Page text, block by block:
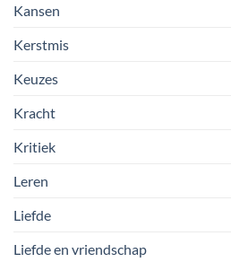
Kansen
Kerstmis
Keuzes
Kracht
Kritiek
Leren
Liefde
Liefde en vriendschap